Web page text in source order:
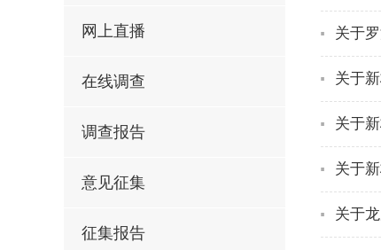
网上直播
在线调查
调查报告
意见征集
征集报告
关于
关于
关于
关于
关于